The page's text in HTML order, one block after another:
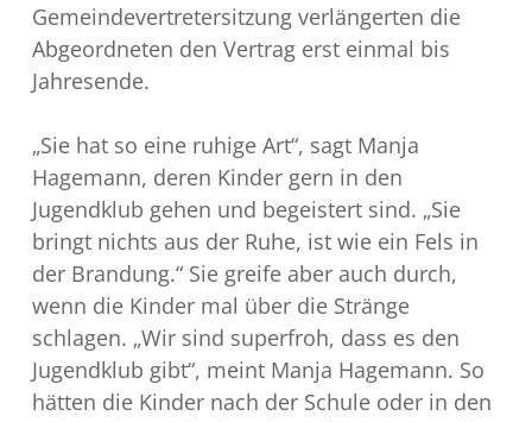
Gemeindevertretersitzung verlängerten die
Abgeordneten den Vertrag erst einmal bis
Jahresende.
„Sie hat so eine ruhige Art“, sagt Manja
Hagemann, deren Kinder gern in den
Jugendklub gehen und begeistert sind. „Sie
bringt nichts aus der Ruhe, ist wie ein Fels in
der Brandung.“ Sie greife aber auch durch,
wenn die Kinder mal über die Stränge
schlagen. „Wir sind superfroh, dass es den
Jugendklub gibt“, meint Manja Hagemann. So
hätten die Kinder nach der Schule oder in den